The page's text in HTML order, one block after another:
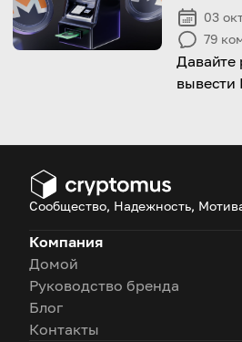
03
79
Давайте
вывести
Сообщество, Надежность,
Компания
Домой
Руководство бренда
Блог
Контакты